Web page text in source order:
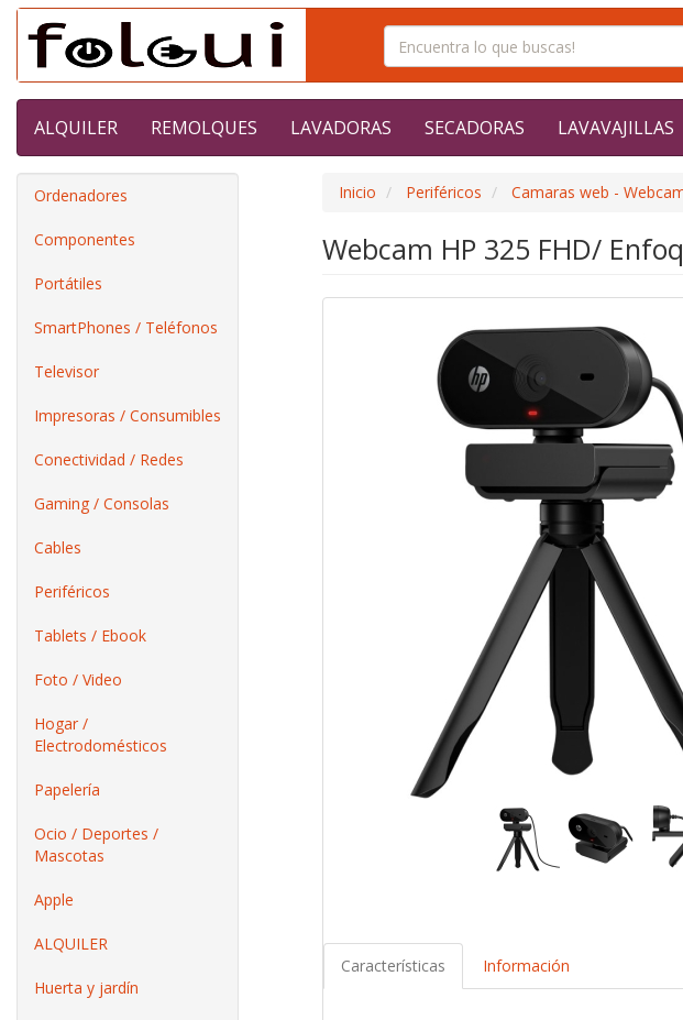
ALQUILER REMOLQUES LAVADORAS SECADORAS LAVAVAJILLAS
Ordenadores
Componentes
Portátiles
SmartPhones / Teléfonos
Televisor
Impresoras / Consumibles
Conectividad / Redes
Gaming / Consolas
Cables
Periféricos
Tablets / Ebook
Foto / Video
Hogar /
Electrodomésticos
Papelería
Ocio / Deportes /
Mascotas
Apple
ALQUILER
Huerta y jardín
Inicio Periféricos Camaras web -
Webcam HP 325 FHD/
Características Información